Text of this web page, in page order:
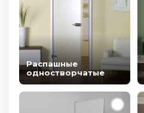
Распашные
одностворчатые